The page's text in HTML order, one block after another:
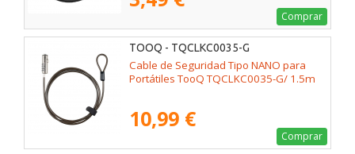
Comprar
TOOQ - TQCLKC0035-G
Cable de Seguridad Tipo NANO para
Portátiles TooQ TQCLKC0035-G/ 1.5m
10,99 €
Comprar